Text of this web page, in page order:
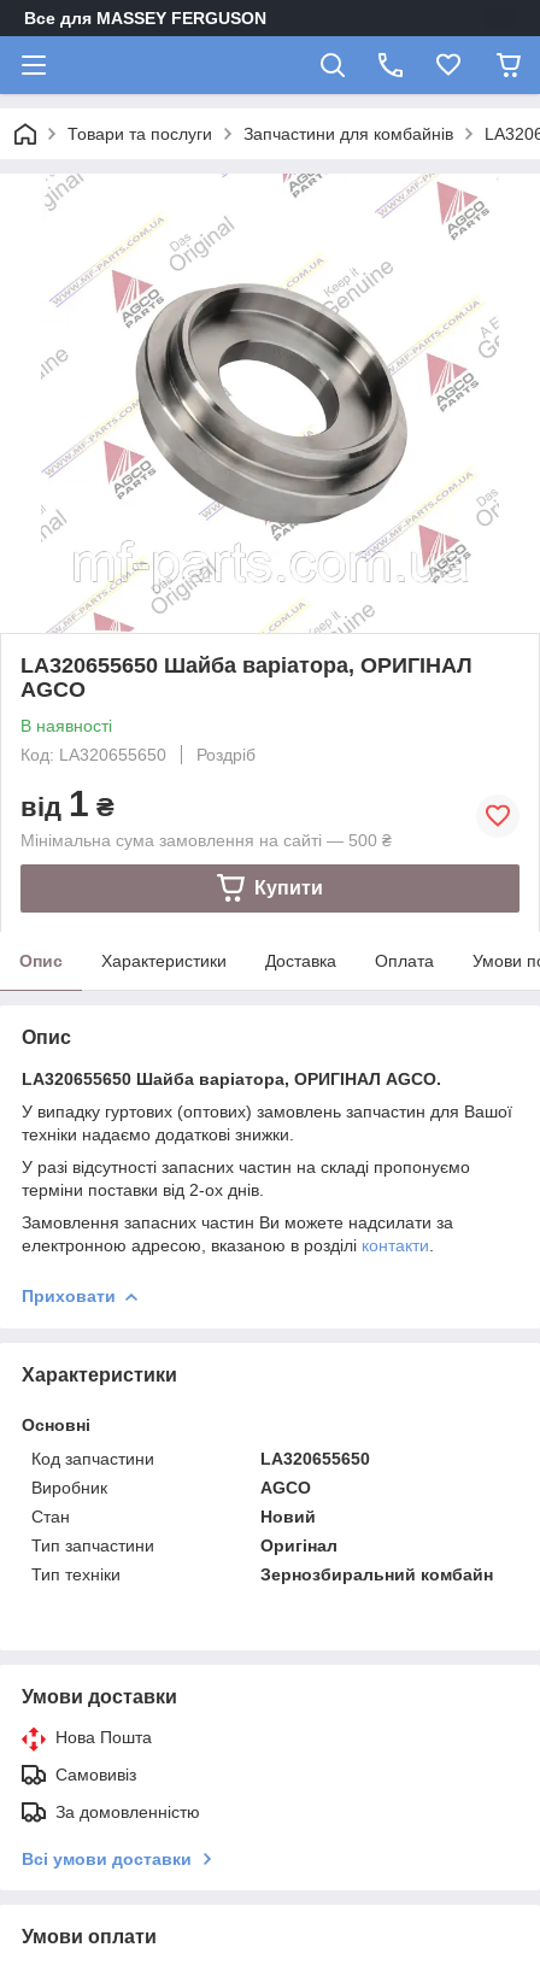
Все для MASSEY FERGUSON
Товари та послуги Запчастини для комбайнів
LA320655650 Шайба варіатора, ОРИГІНАЛ
AGCO
В наявності
Код: LA320655650
Роздріб
від 1 ₴
Мінімальна сума замовлення на сайті — 500 ₴
Купити
Опис Характеристики Доставка Оплата Умови
Опис
LA320655650 Шайба варіатора, ОРИГІНАЛ AGCO.
У випадку гуртових (оптових) замовлень запчастин для Вашої
техніки надаємо додаткові знижки.
У разі відсутності запасних частин на складі пропонуємо
терміни поставки від 2-ох днів.
Замовлення запасних частин Ви можете надсилати за
електронною адресою, вказаною в розділі контакти
Приховати
Характеристики
Основні
Код запчастини
LA320655650
Виробник
AGCO
Стан
Новий
Тип запчастини
Оригінал
Тип техніки
Зернозбиральний комбайн
Умови доставки
Нова Пошта
Самовивіз
За домовленністю
Всі умови доставки
Умови оплати